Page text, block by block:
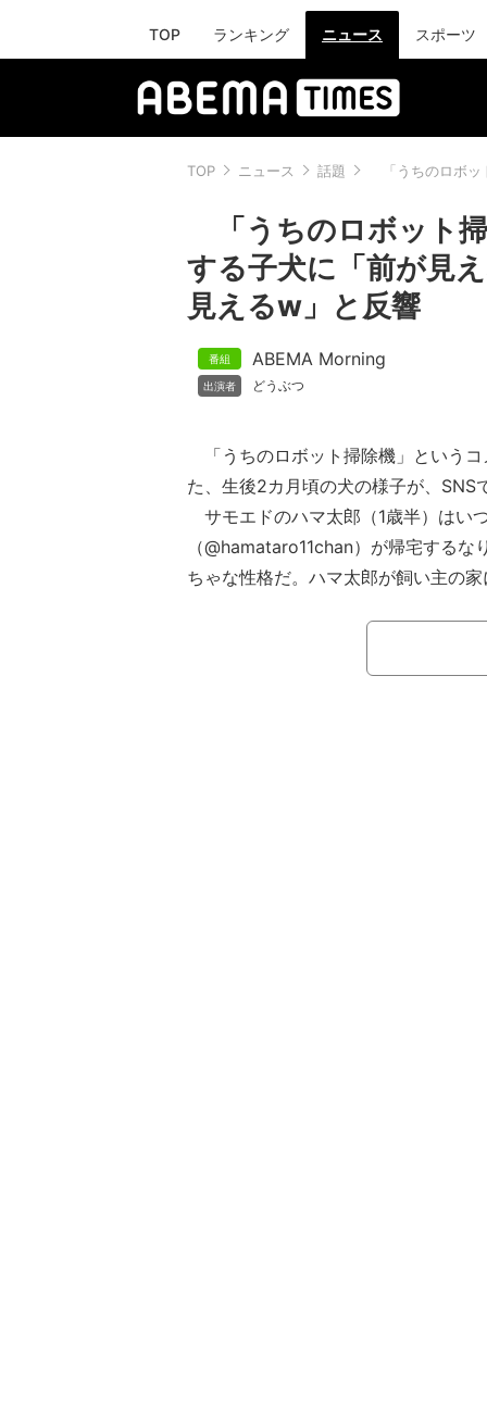
TOP ランキング ニュース スポーツ
TOP ニュース 話題 「うちのロボッ
「うちのロボット
する子犬に「前が見
見えるw」と反響
ABEMA Morning
どうぶつ
「うちのロボット掃除機」という
た、生後2カ月頃の犬の様子が、SNS
サモエドのハマ太郎（1歳半）はい
（@hamataro11chan）が帰宅する
ちゃな性格だ。ハマ太郎が飼い主の